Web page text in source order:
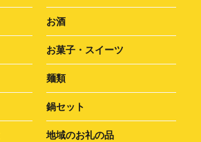
お酒
お菓子・スイーツ
麺類
鍋セット
地域のお礼の品